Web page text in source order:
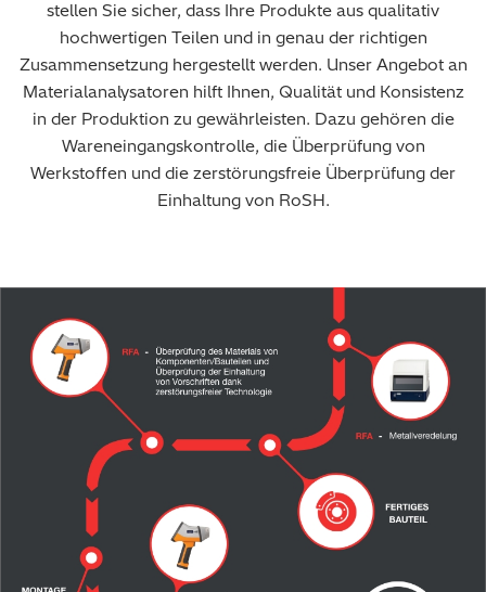
stellen Sie sicher, dass Ihre Produkte aus qualitativ
hochwertigen Teilen und in genau der richtigen
Zusammensetzung hergestellt werden. Unser Angebot an
Materialanalysatoren hilft Ihnen, Qualität und Konsistenz
in der Produktion zu gewährleisten. Dazu gehören die
Wareneingangskontrolle, die Überprüfung von
Werkstoffen und die zerstörungsfreie Überprüfung der
Einhaltung von RoSH.